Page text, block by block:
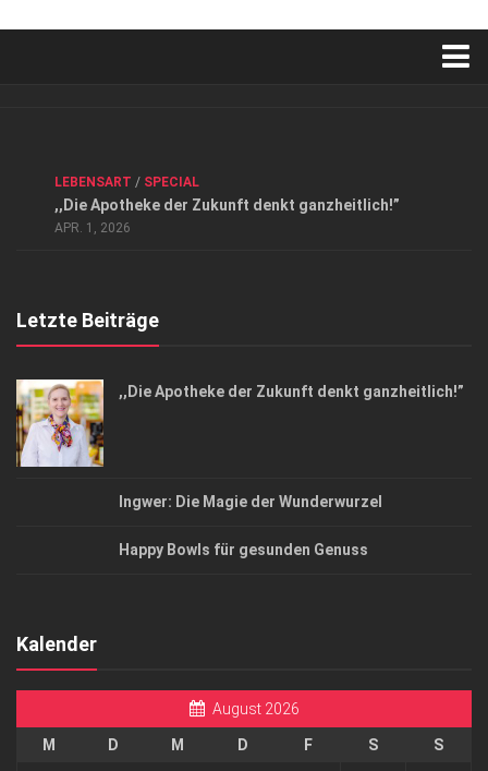
Datenschutzerklärung
Top Magazin Dresden / Ostsachsen
LEBENSART / SPECIAL
,,Die Apotheke der Zukunft denkt ganzheitlich!”
APR. 1, 2026
Letzte Beiträge
,,Die Apotheke der Zukunft denkt ganzheitlich!”
Ingwer: Die Magie der Wunderwurzel
Happy Bowls für gesunden Genuss
Kalender
August 2026
M D M D F S
S